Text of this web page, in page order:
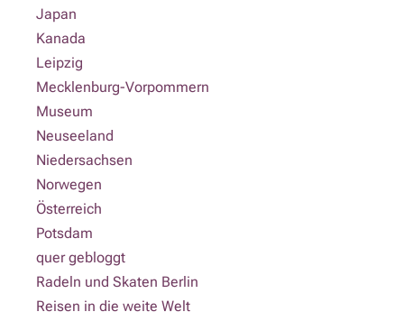
Japan
Kanada
Leipzig
Mecklenburg-Vorpommern
Museum
Neuseeland
Niedersachsen
Norwegen
Österreich
Potsdam
quer gebloggt
Radeln und Skaten Berlin
Reisen in die weite Welt